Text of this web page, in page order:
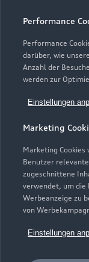
Performance
Performance
darüber, wie
Anzahl der
werden zur
Einstellungen
Marketing
Marketing
Benutzer
zugeschnittene
verwendet, um die
Werbeanzeige zu
von
Einstellungen
Elektromodelle
Plug-in-Hybride
Neuwagensuche
Geschäftskunden
Service &
Saisonale
Audi Services
Garantie
Audi digital
myAudi
Support
Audi Code
Häufige Fragen
Audi Online
Online-
Servicekontakt
Über Audi
Unternehmen
Karriere
Investor
© 2026 AUDI
Impressum